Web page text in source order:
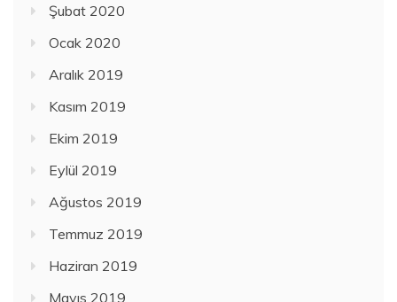
Şubat 2020
Ocak 2020
Aralık 2019
Kasım 2019
Ekim 2019
Eylül 2019
Ağustos 2019
Temmuz 2019
Haziran 2019
Mayıs 2019